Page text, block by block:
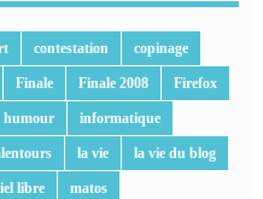
contestation copinage
Finale Finale 2008 Firefox
humour informatique
la vie la vie du blog
libre matos